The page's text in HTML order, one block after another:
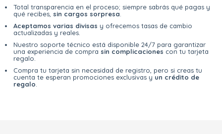
Total transparencia en el proceso; siempre sabrás qué pagas y
qué recibes, sin cargos sorpresa
Aceptamos varias divisas y ofrecemos tasas de cambio
actualizadas y reales.
Nuestro soporte técnico está disponible 24/7 para garantizar
una experiencia de compra sin complicaciones con tu tarjeta
regalo.
Compra tu tarjeta sin necesidad de registro, pero si creas tu
cuenta te esperan promociones exclusivas y un crédito de
regalo